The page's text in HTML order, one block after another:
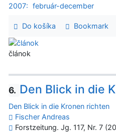
2007: február-december
Do košíka Bookmark
článok
6. Den Blick in die
Den Blick in die Kronen richten
Fischer Andreas
Forstzeitung. Jg. 117, Nr. 7